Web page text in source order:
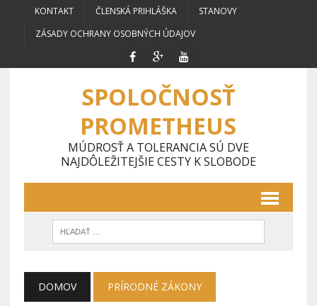
KONTAKT ČLENSKÁ PRIHLÁŠKA
STANOVY
ZÁSADY OCHRANY OSOBNÝCH ÚDAJOV
SPOLOČNOSŤ
PROMETHEUS
MÚDROSŤ A TOLERANCIA SÚ DVE
NAJDÔLEŽITEJŠIE CESTY K SLOBODE
DOMOV PRÍRODNÉ ZÁKONY